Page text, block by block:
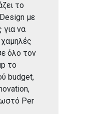
το
με
για να
όλο τον
το
budget,
Per